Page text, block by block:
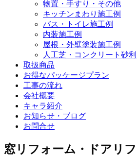
物置・手すり・その他
キッチンまわり施工例
バス・トイレ施工例
内装施工例
屋根・外壁塗装施工例
人工芝・コンクリート砂利
取扱商品
お得なパッケージプラン
工事の流れ
会社概要
キャラ紹介
お知らせ・ブログ
お問合せ
窓リフォーム・ドアリ